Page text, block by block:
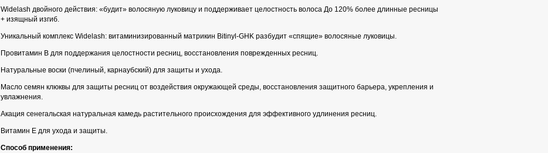
Widelash двойного действия: «будит» волосяную луковицу и поддерживает целостность волоса До 120% более длинные ресницы
+ изящный изгиб.
Уникальный комплекс Widelash: витаминизированный матрикин Bitinyl-GHK разбудит «спящие» волосяные луковицы.
Провитамин В для поддержания целостности ресниц, восстановления поврежденных ресниц.
Натуральные воски (пчелиный, карнаубский) для защиты и ухода.
Масло семян клюквы для защиты ресниц от воздействия окружающей среды, восстановления защитного барьера, укрепления и
увлажнения.
Акация сенегальская натуральная камедь растительного происхождения для эффективного удлинения ресниц.
Витамин Е для ухода и защиты.
Способ применения: